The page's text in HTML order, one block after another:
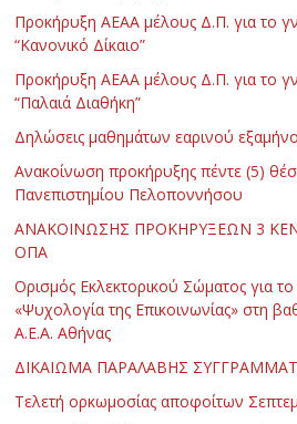
Προκήρυξη ΑΕΑΑ μέλους Δ.Π. για το
“Κανονικό Δίκαιο”
Προκήρυξη ΑΕΑΑ μέλους Δ.Π. για το
“Παλαιά Διαθήκη”
Δηλώσεις μαθημάτων εαρινού
Ανακοίνωση προκήρυξης πέντε (5)
Πανεπιστημίου Πελοποννήσου
ΑΝΑΚΟΙΝΩΣΗΣ ΠΡΟΚΗΡΥΞΕΩΝ 3
ΟΠΑ
Ορισμός Εκλεκτορικού Σώματος για το
«Ψυχολογία της Επικοινωνίας» στη
Α.Ε.Α. Αθήνας
ΔΙΚΑΙΩΜΑ ΠΑΡΑΛΑΒΗΣ
Τελετή ορκωμοσίας αποφοίτων